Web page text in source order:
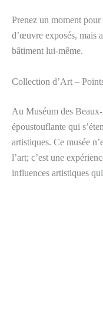
Prenez un moment
d’œuvre exposés, mais
bâtiment lui-même.
Collection d’Art –
Au Muséum des
époustouflante qui
artistiques. Ce musée
l’art; c’est une
influences artistiques